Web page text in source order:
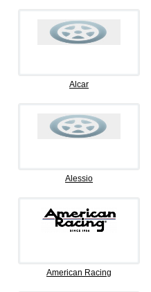
Alcar
Alessio
American Racing